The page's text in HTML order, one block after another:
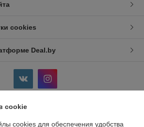
cookies
Deal.by
cookie
cookies для обеспечения удобства